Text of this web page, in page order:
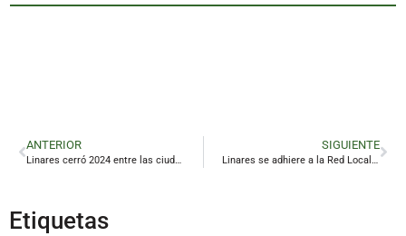
ANTERIOR
Linares cerró 2024 entre las ciudades más baratas del país para comprar una vivienda
SIGUIENTE
Linares se adhiere a la Red Local de Acción en Salud
Etiquetas